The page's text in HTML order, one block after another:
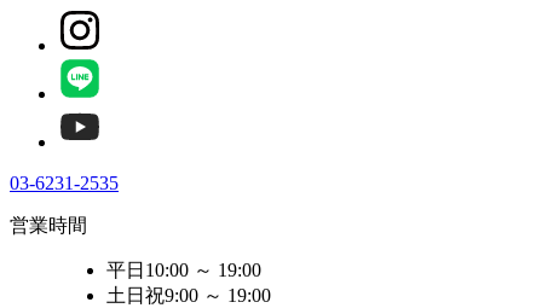
03-6231-2535
営業時間
平日 10:00 ～ 19:00
土日祝9:00 ～ 19:00